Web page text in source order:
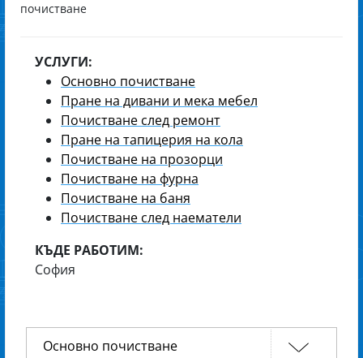
почистване
УСЛУГИ:
Основно почистване
Пране на дивани и мека мебел
Почистване след ремонт
Пране на тапицерия на кола
Почистване на прозорци
Почистване на фурна
Почистване на баня
Почистване след наематели
КЪДЕ РАБОТИМ:
София